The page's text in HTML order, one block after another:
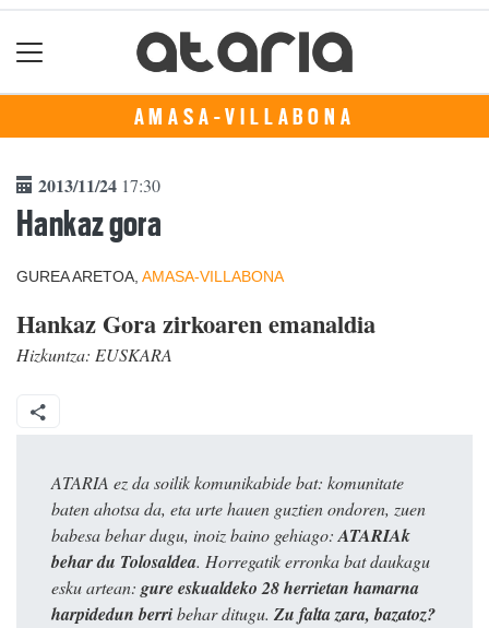
AMASA-VILLABONA
2013/11/24 17:30
Hankaz gora
GUREA ARETOA, AMASA-VILLABONA
Hankaz Gora zirkoaren emanaldia
Hizkuntza: EUSKARA
ATARIA ez da soilik komunikabide bat: komunitate
baten ahotsa da, eta urte hauen guztien ondoren, zuen
babesa behar dugu, inoiz baino gehiago:ATARIAk
behar du Tolosaldea. Horregatik erronka bat daukagu
esku artean: gure eskualdeko 28 herrietan hamarna
harpidedun berribehar ditugu. Zu falta zara, bazatoz?